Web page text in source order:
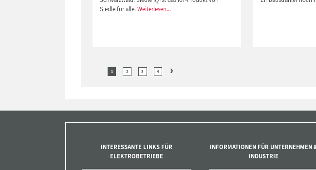
Siedle für alle.Weiterlesen...
1 2 3 4
INTERESSANTE LINKS FÜR
ELEKTROBETRIEBE
INFORMATIONEN FÜR UNTERNEHMEN
INDUSTRIE